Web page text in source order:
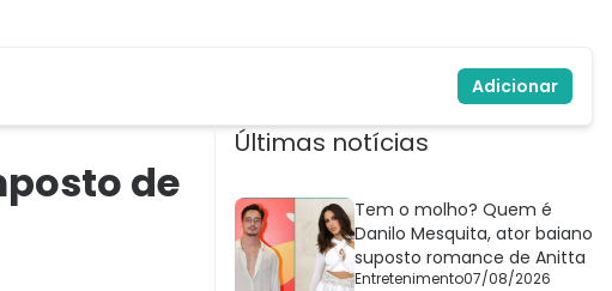
Adicionar
de
Últimas notícias
Tem o molho? Quem é
Danilo Mesquita, ator baiano
suposto romance de Anitta
Entretenimento07/08/2026